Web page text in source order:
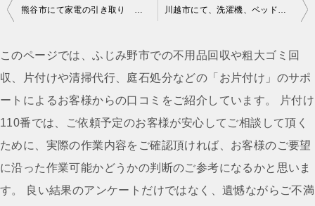
投
ナ
ビ
ゲ
ー
シ
ョ
ン
熊谷市にて家電の引き取り お客様の声 川越市にて、洗濯機、ベッドなどの回収 お客様の声
このページでは、ふじみ野市での不用品回収や粗大ゴミ回
収、片付けや清掃代行、庭石処分などの「お片付け」のサポ
ートによるお客様からの口コミをご紹介しています。 片付け
110番では、ご依頼予定のお客様が安心してご相談して頂く
ために、実際の作業内容をご確認頂ければ、お客様のご要望
に沿った作業可能かどうかの判断のご参考になるかと思いま
す。 良い結果のアンケートだけではなく、遺憾ながらご不満